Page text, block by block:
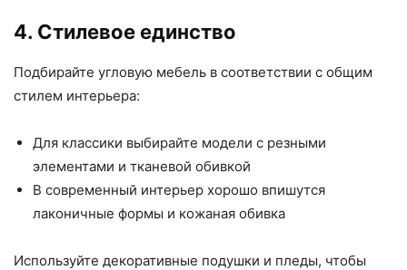
4. Стилевое единство
Подбирайте угловую мебель в соответствии с общим
стилем интерьера:
Для классики выбирайте модели с резными
элементами и тканевой обивкой
В современный интерьер хорошо впишутся
лаконичные формы и кожаная обивка
Используйте декоративные подушки и пледы, чтобы